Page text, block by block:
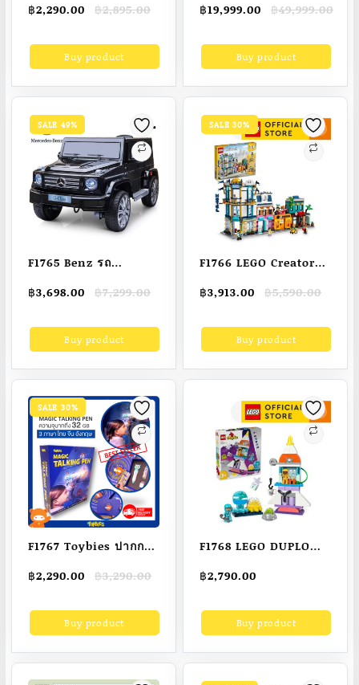
Unlimited Infinity
ชุดรางรถ Hotwheels
1คัน WD11099 ราง
฿2,895.00
Original
was:
฿2,895.00.
฿2,290.00
Current
is:
฿2,290.00.Buy product
ปิงปอง โต๊ะแอร์ฮอกกี้
โต๊ะสันทนาการ โต๊ะ
โต๊ะอเนกประสงค์
Snooker Ping pong
air hoc
฿49,999.00
Original
was:
฿49,999.00.
฿19,999.00
Current
is:
฿19,999.00.Buy product
SALE 49%
F1765 Benz รถ
เด็กนั่ง บังคับวิทยุด้วย
รีโมทและขับธรรมดา(มี
เก็บปลายทาง)
฿7,299.00
Original
was:
฿7,299.00.
฿3,698.00
Current
is:
฿3,698.00.Buy product
SALE 30%
F1766 LEGO Creator
Building Toy Set
(1,459 Pieces)
฿5,590.00
Original
was:
฿5,590.00.
฿3,913.00
Current
is:
฿3,913.00.Buy product
SALE 30%
F1767 Toybies ปากกา
ภาษา ไทย จีน อังกฤษ
แฟลชการ์ด Toybies
(มากที่สุด)
฿3,290.00
Original
was:
฿3,290.00.
฿2,290.00
Current
is:
฿2,290.00.Buy product
F1768 LEGO DUPLO
Space Shuttle
Set Toys (58 Pieces)
฿2,790.00
Buy product